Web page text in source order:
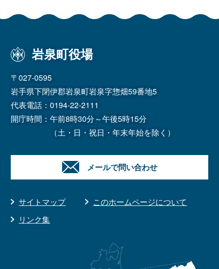
岩泉町役場
〒027-0595
岩手県下閉伊郡岩泉町岩泉字惣畑59番地5
代表電話：0194-22-2111
開庁時間：午前8時30分～午後5時15分
（土・日・祝日・年末年始を除く）
メールで問い合わせ
サイトマップ
このホームページについて
リンク集